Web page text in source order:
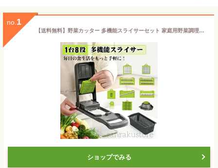
no. 1
【送料無料】野菜カッター 多機能スライサーセット 家庭用野菜調理器具 大根おろし 玉ねぎ 人参 キャベツ きゅうり 千切り みじん切り 薄切り 細切り 角切り サラダチョッパー 野菜スライサー 手動スライサー 指切り防止ホルダー付き 水切りボウル 卵白分離器付き コンパクト
ショップでみる